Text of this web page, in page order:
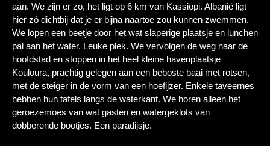
aan. We zijn er zo, het ligt op 6 km van Kassiopi. Albanië ligt
hier zó dichtbij dat je er bijna naartoe zou kunnen zwemmen.
We lopen een beetje door het wat slaperige plaatsje en lunchen
pal aan het water. Leuke plek. We vervolgen de weg naar de
hoofdstad en stoppen in het heel kleine havenplaatsje
Kouloura, prachtig gelegen aan een beboste baai met rotsen,
met de steiger in de vorm van een hoefijzer. Enkele taveernes
hebben hun tafels langs de waterkant. We horen alleen het
geroezemoes van wat gasten en watergeklots van
dobberende bootjes. Een paradijsje.